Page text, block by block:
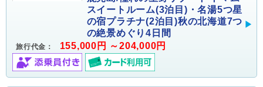
スイートルーム(3泊目)・名湯5つ星
の宿プラチナ(2泊目)秋の北海道7つ
の絶景めぐり4日間
旅行代金： 155,000円 ～204,000円